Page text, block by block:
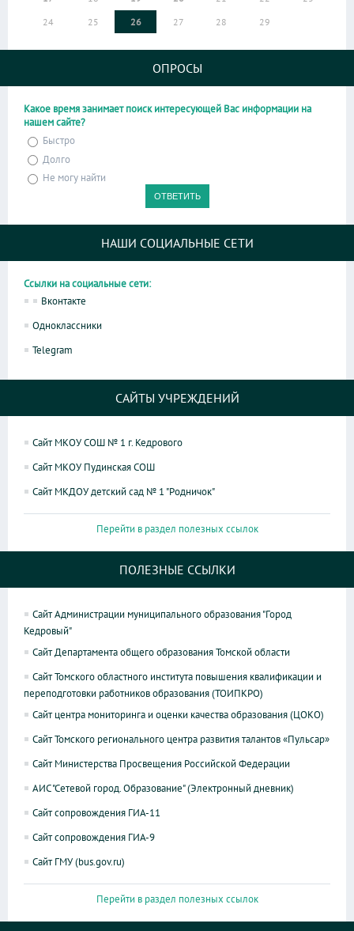
24
25 26 27 28 29
ОПРОСЫ
Какое время занимает поиск интересующей Вас информации на
нашем сайте?
Быстро
Долго
Не могу найти
НАШИ СОЦИАЛЬНЫЕ СЕТИ
Ссылки на социальные сети:
Вконтакте
Одноклассники
Telegram
САЙТЫ УЧРЕЖДЕНИЙ
Сайт МКОУ СОШ № 1 г. Кедрового
Сайт МКОУ Пудинская СОШ
Сайт МКДОУ детский сад № 1 "Родничок"
Перейти в раздел полезных ссылок
ПОЛЕЗНЫЕ ССЫЛКИ
Сайт Администрации муниципального образования "Город
Кедровый"
Сайт Департамента общего образования Томской области
Сайт Томского областного института повышения квалификации и
переподготовки работников образования (ТОИПКРО)
Сайт центра мониторинга и оценки качества образования (ЦОКО)
Сайт Томского регионального центра развития талантов «Пульсар»
Сайт Министерства Просвещения Российской Федерации
АИС "Сетевой город. Образование" (Электронный дневник)
Сайт сопровождения ГИА-11
Сайт сопровождения ГИА-9
Сайт ГМУ (bus.gov.ru)
Перейти в раздел полезных ссылок